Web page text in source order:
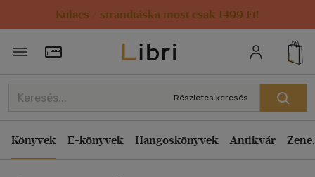
Kulacs / strandtáska most csak 1499 Ft!
Törzsvásárlói Kártya adatai
Részletes keresés
Könyvek E-könyvek Hangoskönyvek Antikvár